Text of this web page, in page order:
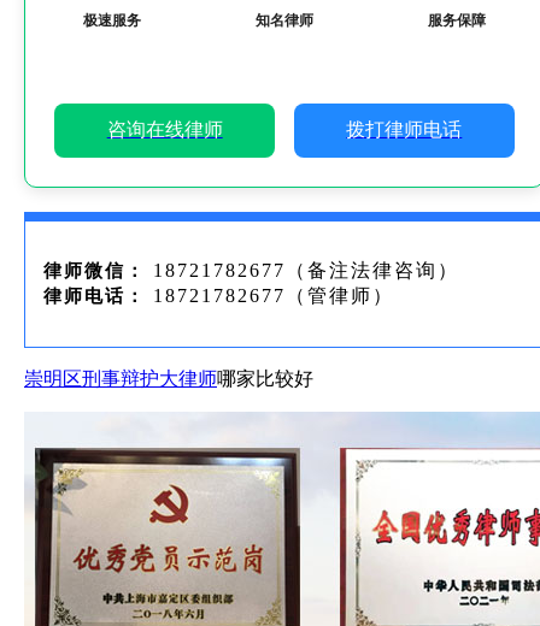
极速服务 知名律师 服务保障
咨询在线律师 拨打律师电话
律师微信： 18721782677（备注法律咨询）
律师电话： 18721782677（管律师）
崇明区刑事辩护大律师哪家比较好